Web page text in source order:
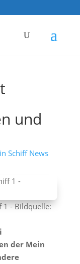
und
Schiff News
1 - Bildquelle:
der Mein